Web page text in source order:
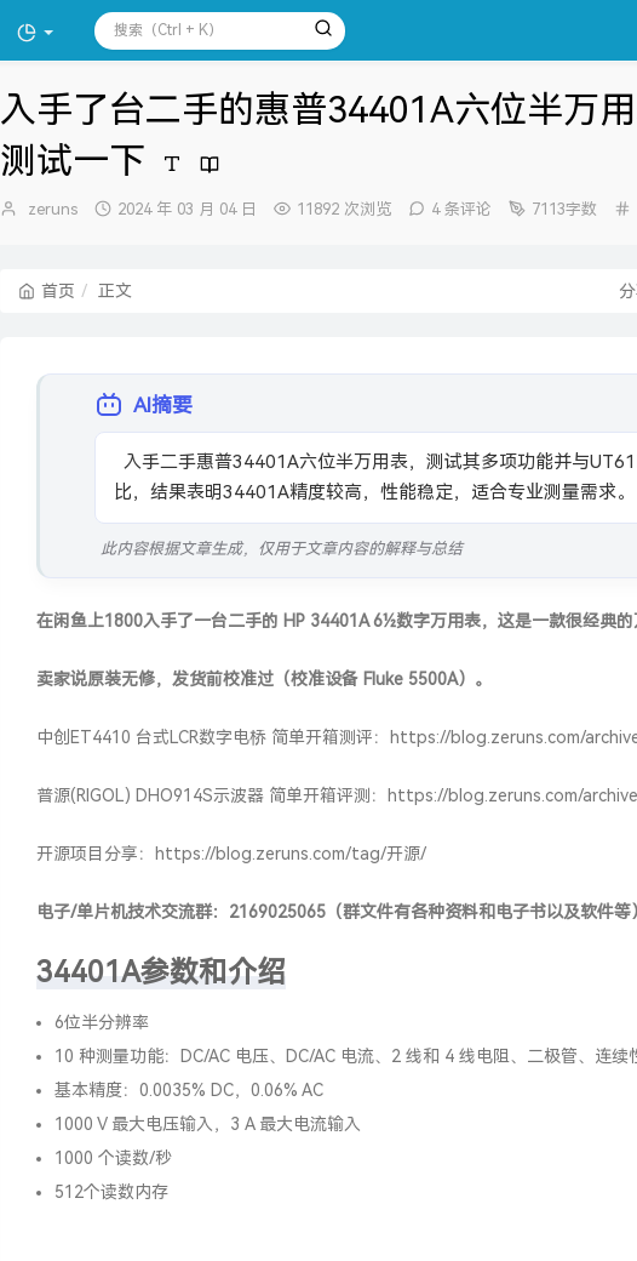
入手了台二手的惠普34401A六位半万
测试一下
博
zeruns
发
2024 年 03 月 04 日 11892 次浏览 4 条评论 7113字数
首页 正文
AI摘要
比，结果表明34401A精度较高，性能稳定，适合专业测量需求。
此内容根据文章生成，仅用于文章内容的解释与总结
在闲鱼上1800入手了一台二手的 HP 34401A 6½数字万用表，这是一款很经典的
卖家说原装无修，发货前校准过（校准设备 Fluke 5500A）。
中创ET4410 台式LCR数字电桥 简单开箱测评： https://blog.zeruns.com/
普源(RIGOL) DHO914S示波器 简单开箱评测： https://blog.zeruns.com/
开源项目分享： https://blog.zeruns.com/tag/开源/
电子/单片机技术交流群： 2169025065 （群文件有各种资料和电子书以及软件等）
34401A参数和介绍
6位半分辨率
10 种测量功能：DC/AC 电压、DC/AC 电流、2 线和 4 线电阻、二极管、连续
基本精度：0.0035% DC，0.06% AC
1000 V 最大电压输入，3 A 最大电流输入
1000 个读数/秒
512个读数内存